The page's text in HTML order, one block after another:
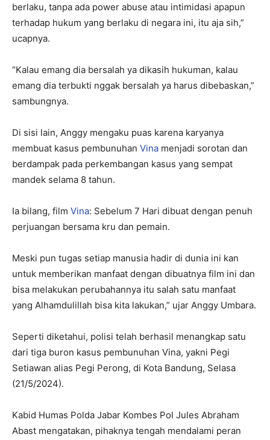
berlaku, tanpa ada power abuse atau intimidasi apapun
terhadap hukum yang berlaku di negara ini, itu aja sih,”
ucapnya.
“Kalau emang dia bersalah ya dikasih hukuman, kalau
emang dia terbukti nggak bersalah ya harus dibebaskan,”
sambungnya.
Di sisi lain, Anggy mengaku puas karena karyanya
membuat kasus pembunuhan Vina menjadi sorotan dan
berdampak pada perkembangan kasus yang sempat
mandek selama 8 tahun.
Ia bilang, film Vina: Sebelum 7 Hari dibuat dengan penuh
perjuangan bersama kru dan pemain.
Meski pun tugas setiap manusia hadir di dunia ini kan
untuk memberikan manfaat dengan dibuatnya film ini dan
bisa melakukan perubahannya itu salah satu manfaat
yang Alhamdulillah bisa kita lakukan,” ujar Anggy Umbara.
Seperti diketahui, polisi telah berhasil menangkap satu
dari tiga buron kasus pembunuhan Vina, yakni Pegi
Setiawan alias Pegi Perong, di Kota Bandung, Selasa
(21/5/2024).
Kabid Humas Polda Jabar Kombes Pol Jules Abraham
Abast mengatakan, pihaknya tengah mendalami peran